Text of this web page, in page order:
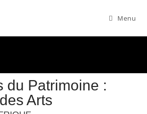
Menu
du Patrimoine :
Arts